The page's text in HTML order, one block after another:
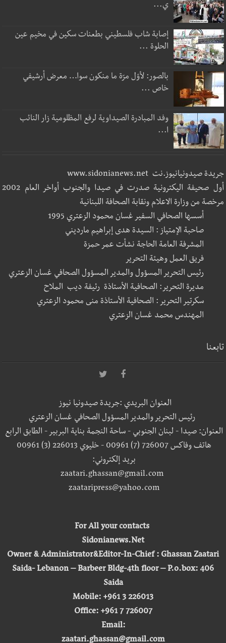
ي...
إصابة شاب فلسطيني بطعنات سكين في مخيم عين
الحلوة ...
بالصور: لأوّل مرّة ما منكون سوا… معرض أرشيفي
خاص ...
وفد المبادرة الصيداوية لرفع المظلومية زار النائب
ا...
جريدة صيدونيانيوز.نت www.sidonianews.net
أول صحيفة اليكترونية صدرت في صيدا والجنوب أواخر العام 2002
مرخصة من وزارة الاعلام ونقابة الصحافة اللبنانية
أسسها الصحافي السفير غسان محمود الزعتري 1995
صاحبة الإمتياز : السيدة هدى إبراهيم مارديني
المشرفة العامة الحاجة نشأت عمر حمزة
فريق العمل وهيئة التحرير
رئيس التحرير المسؤول والمدير المسؤول الصحافي غسان الزعتري
مديرة التحرير: الصحافية الأستاذة رئيفة ديب الملاح
سكرتير التحرير : الصحافية الأستاذة منى محمود الزعتري
المهندس محمد غسان الزعتري
تابعنا
العنوان البريدي :جريدة صيدونيا نيوز
رئيس التحرير والمدير المسؤول الصحافي غسان الزعتري
العنوان: صيدا - لبنان الجنوبي - ساحة النجمة بناية البربير - الطابق الرابع
هاتف وفاكس 726007 (7) 00961 - خليوي 226013 (3) 00961
بريد إلكتروني:
zaatari.ghassan@gmail.com
zaataripress@yahoo.com
For All your contacts
Sidonianews.Net
Owner & Administrator&Editor-In-Chief : Ghassan Zaatari
Saida- Lebanon – Barbeer Bldg-4th floor – P.o.box: 406
Saida
Mobile: +961 3 226013
Office: +961 7 726007
Email:
zaatari.ghassan@gmail.com